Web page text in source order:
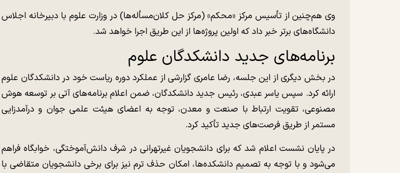
وی هم‌چنین از تأسیس مرکز «محکم» (مرکز حل کلان‌مسأله‌ها) در وزارت علوم با دبیرخانه اجلاس
دانشگاه‌های برتر خبر داد که اولین پروژه‌ها از این طریق اجرا خواهد شد.
برنامه‌های جدید دانشکدگان علوم
در بخش دیگری از این جلسه، رضا عامری گزارشی از عملکرد دوره ریاست خود در دانشکدگان علوم
ارائه کرد. سپس یاسر عبدی، رئیس جدید دانشکدگان، ضمن اعلام برنامه‌های آتی بر توسعه هوش
مصنوعی، تقویت ارتباط با صنعت و معدن، توجه به اعضای هیئت علمی جوان و درآمدزایی
مستمر از طریق فرصت‌های جدید تأکید کرد.
در پایان نشست اعلام شد که برای دانشجویان غیرتهرانی در شرف دانش‌آموختگی، خوابگاه فراهم
می‌شود و با توجه به تصمیم دانشکده‌ها، امکان حذف ترم نیز برای برخی دانشجویان متقاضی با